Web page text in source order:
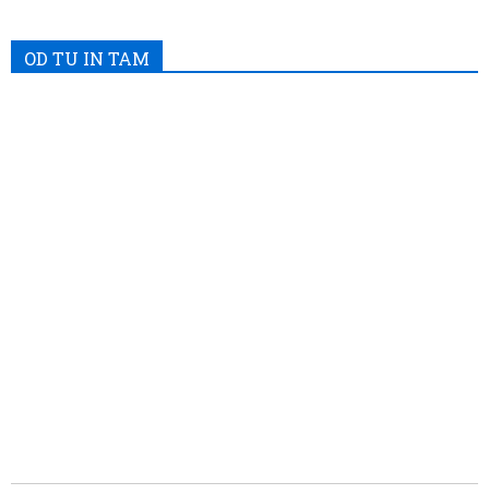
OD TU IN TAM